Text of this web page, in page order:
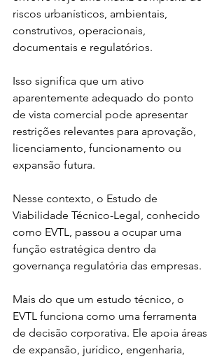
riscos urbanísticos, ambientais,
construtivos, operacionais,
documentais e regulatórios.
Isso significa que um ativo
aparentemente adequado do ponto
de vista comercial pode apresentar
restrições relevantes para aprovação,
licenciamento, funcionamento ou
expansão futura.
Nesse contexto, o Estudo de
Viabilidade Técnico-Legal, conhecido
como EVTL, passou a ocupar uma
função estratégica dentro da
governança regulatória das empresas.
Mais do que um estudo técnico, o
EVTL funciona como uma ferramenta
de decisão corporativa. Ele apoia áreas
de expansão, jurídico, engenharia,